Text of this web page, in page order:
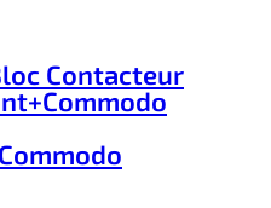
Contacteur